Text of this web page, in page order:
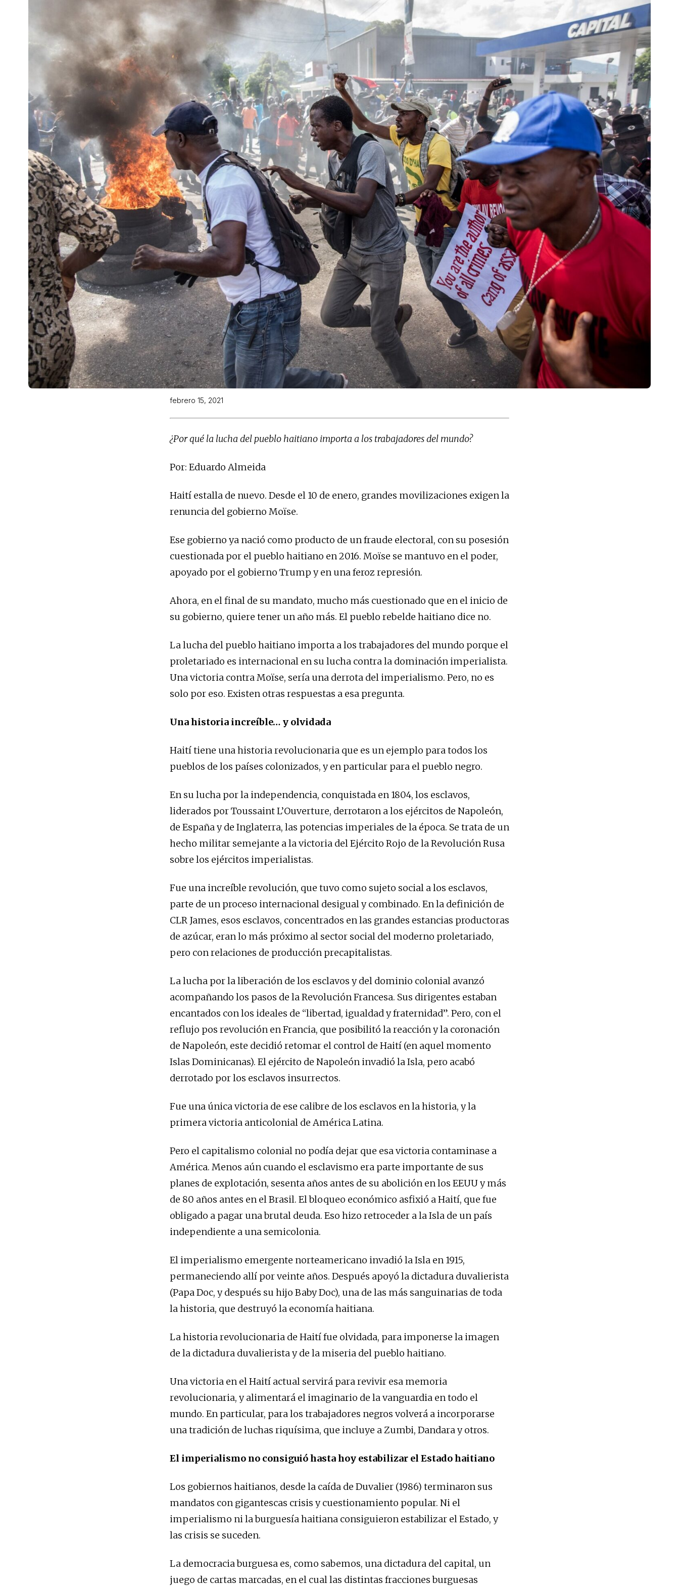
febrero 15, 2021
¿Por qué la lucha del pueblo haitiano importa a los trabajadores del mundo?
Por: Eduardo Almeida
Haití estalla de nuevo. Desde el 10 de enero, grandes movilizaciones exigen la
renuncia del gobierno Moïse.
Ese gobierno ya nació como producto de un fraude electoral, con su posesión
cuestionada por el pueblo haitiano en 2016. Moïse se mantuvo en el poder,
apoyado por el gobierno Trump y en una feroz represión.
Ahora, en el final de su mandato, mucho más cuestionado que en el inicio de
su gobierno, quiere tener un año más. El pueblo rebelde haitiano dice no.
La lucha del pueblo haitiano importa a los trabajadores del mundo porque el
proletariado es internacional en su lucha contra la dominación imperialista.
Una victoria contra Moïse, sería una derrota del imperialismo. Pero, no es
solo por eso. Existen otras respuestas a esa pregunta.
Una historia increíble… y olvidada
Haití tiene una historia revolucionaria que es un ejemplo para todos los
pueblos de los países colonizados, y en particular para el pueblo negro.
En su lucha por la independencia, conquistada en 1804, los esclavos,
liderados por Toussaint L’Ouverture, derrotaron a los ejércitos de Napoleón,
de España y de Inglaterra, las potencias imperiales de la época. Se trata de un
hecho militar semejante a la victoria del Ejército Rojo de la Revolución Rusa
sobre los ejércitos imperialistas.
Fue una increíble revolución, que tuvo como sujeto social a los esclavos,
parte de un proceso internacional desigual y combinado. En la definición de
CLR James, esos esclavos, concentrados en las grandes estancias productoras
de azúcar, eran lo más próximo al sector social del moderno proletariado,
pero con relaciones de producción precapitalistas.
La lucha por la liberación de los esclavos y del dominio colonial avanzó
acompañando los pasos de la Revolución Francesa. Sus dirigentes estaban
encantados con los ideales de “libertad, igualdad y fraternidad”. Pero, con el
reflujo pos revolución en Francia, que posibilitó la reacción y la coronación
de Napoleón, este decidió retomar el control de Haití (en aquel momento
Islas Dominicanas). El ejército de Napoleón invadió la Isla, pero acabó
derrotado por los esclavos insurrectos.
Fue una única victoria de ese calibre de los esclavos en la historia, y la
primera victoria anticolonial de América Latina.
Pero el capitalismo colonial no podía dejar que esa victoria contaminase a
América. Menos aún cuando el esclavismo era parte importante de sus
planes de explotación, sesenta años antes de su abolición en los EEUU y más
de 80 años antes en el Brasil. El bloqueo económico asfixió a Haití, que fue
obligado a pagar una brutal deuda. Eso hizo retroceder a la Isla de un país
independiente a una semicolonia.
El imperialismo emergente norteamericano invadió la Isla en 1915,
permaneciendo allí por veinte años. Después apoyó la dictadura duvalierista
(Papa Doc, y después su hijo Baby Doc), una de las más sanguinarias de toda
la historia, que destruyó la economía haitiana.
La historia revolucionaria de Haití fue olvidada, para imponerse la imagen
de la dictadura duvalierista y de la miseria del pueblo haitiano.
Una victoria en el Haití actual servirá para revivir esa memoria
revolucionaria, y alimentará el imaginario de la vanguardia en todo el
mundo. En particular, para los trabajadores negros volverá a incorporarse
una tradición de luchas riquísima, que incluye a Zumbi, Dandara y otros.
El imperialismo no consiguió hasta hoy estabilizar el Estado haitiano
Los gobiernos haitianos, desde la caída de Duvalier (1986) terminaron sus
mandatos con gigantescas crisis y cuestionamiento popular. Ni el
imperialismo ni la burguesía haitiana consiguieron estabilizar el Estado, y
las crisis se suceden.
La democracia burguesa es, como sabemos, una dictadura del capital, un
juego de cartas marcadas, en el cual las distintas fracciones burguesas